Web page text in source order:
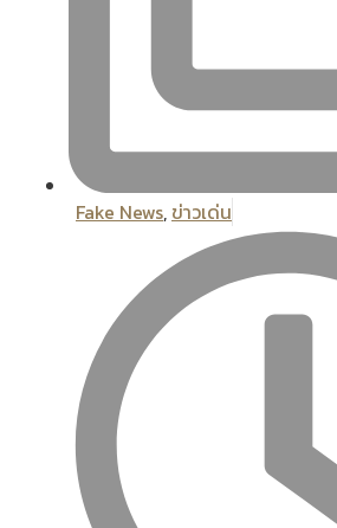
Fake News, ข่าวเด่น